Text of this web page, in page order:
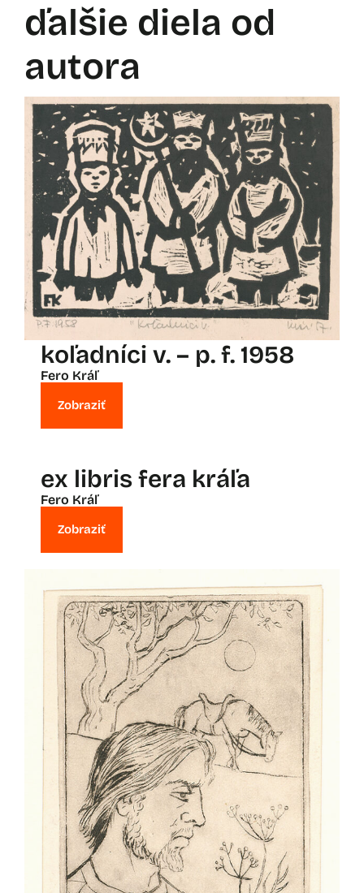
ďalšie diela od
autora
koľadníci v. – p. f. 1958
Fero Kráľ
Zobraziť
ex libris fera kráľa
Fero Kráľ
Zobraziť